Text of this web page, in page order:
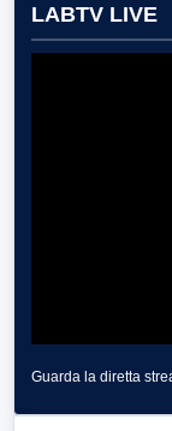
LABTV LIVE
Guarda la diretta